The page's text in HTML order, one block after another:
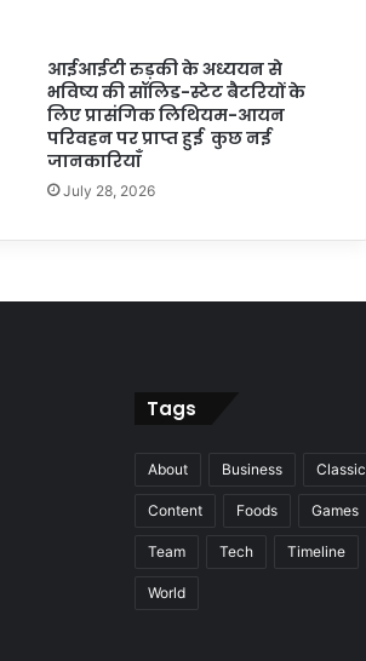
आईआईटी रुड़की के अध्ययन से
भविष्य की सॉलिड-स्टेट बैटरियों के
लिए प्रासंगिक लिथियम-आयन
परिवहन पर प्राप्त हुई कुछ नई
जानकारियाँ
July 28, 2026
Tags
About Business Classic
Content Foods Games
Team Tech Timeline
World